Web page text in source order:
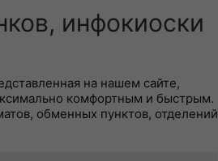
инфокиоски
на нашем сайте,
комфортным и быстрым.
обменных пунктов, отделений